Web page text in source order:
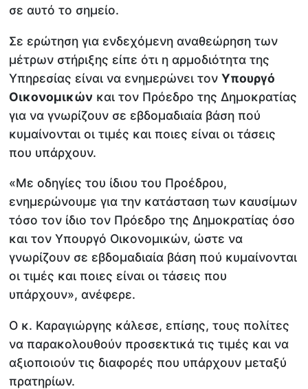
σε αυτό το σημείο.
Σε ερώτηση για ενδεχόμενη αναθεώρηση των
μέτρων στήριξης είπε ότι η αρμοδιότητα της
Υπηρεσίας είναι να ενημερώνει τονΥπουργό
Οικονομικών και τον Πρόεδρο της Δημοκρατίας
για να γνωρίζουν σε εβδομαδιαία βάση πού
κυμαίνονται οι τιμές και ποιες είναι οι τάσεις
που υπάρχουν.
«Με οδηγίες του ίδιου του Προέδρου,
ενημερώνουμε για την κατάσταση των καυσίμων
τόσο τον ίδιο τον Πρόεδρο της Δημοκρατίας όσο
και τον Υπουργό Οικονομικών, ώστε να
γνωρίζουν σε εβδομαδιαία βάση πού κυμαίνονται
οι τιμές και ποιες είναι οι τάσεις που
υπάρχουν», ανέφερε.
Ο κ. Καραγιώργης κάλεσε, επίσης, τους πολίτες
να παρακολουθούν προσεκτικά τις τιμές και να
αξιοποιούν τις διαφορές που υπάρχουν μεταξύ
πρατηρίων.